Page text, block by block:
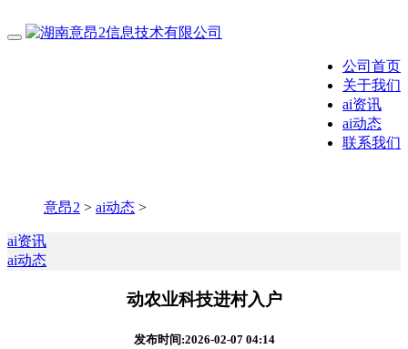
公司首页
关于我们
ai资讯
ai动态
联系我们
意昂2 > ai动态 >
ai资讯
ai动态
动农业科技进村入户
发布时间:2026-02-07 04:14